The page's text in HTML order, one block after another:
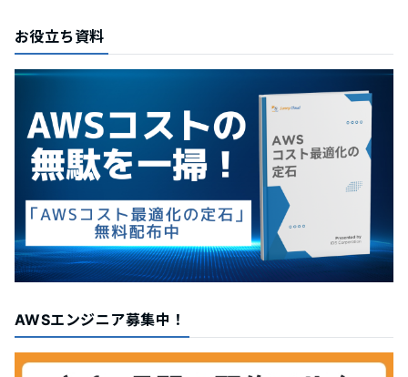
お役立ち資料
AWSエンジニア募集中！